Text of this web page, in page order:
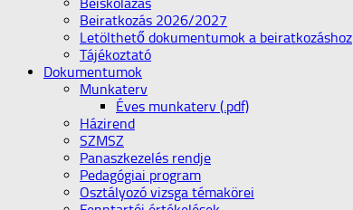
Beiratkozás 2026/2027
Letölthető dokumentumok a beiratkozáshoz
Tájékoztató
Dokumentumok
Munkaterv
Éves munkaterv (.pdf)
Házirend
SZMSZ
Panaszkezelés rendje
Pedagógiai program
Osztályozó vizsga témakörei